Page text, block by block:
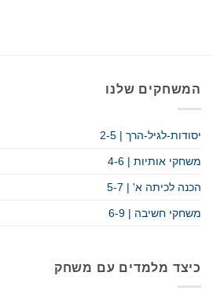
המשחקים שלנו
יסודות-לגיל-הרך | 2-5
משחקי אותיות | 4-6
הכנה לכיתה א' | 5-7
משחקי חשיבה | 6-9
כיצד מלמדים עם משחק